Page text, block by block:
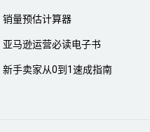
销量预估计算器
亚马逊运营必读电子书
新手卖家从0到1速成指南